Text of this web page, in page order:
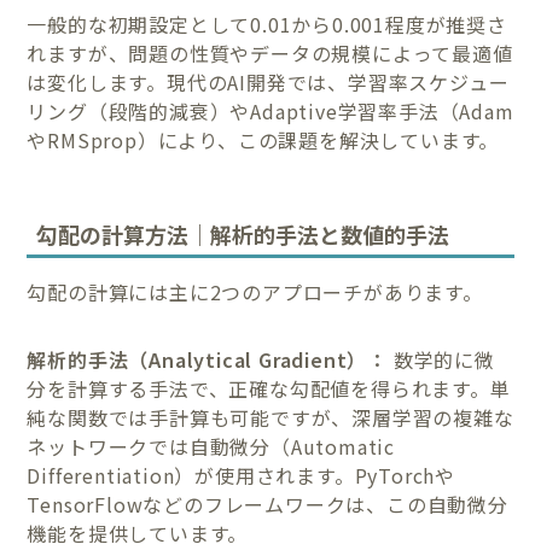
一般的な初期設定として0.01から0.001程度が推奨さ
れますが、問題の性質やデータの規模によって最適値
は変化します。現代のAI開発では、学習率スケジュー
リング（段階的減衰）やAdaptive学習率手法（Adam
やRMSprop）により、この課題を解決しています。
勾配の計算方法｜解析的手法と数値的手法
勾配の計算には主に2つのアプローチがあります。
解析的手法（Analytical Gradient）： 数学的に微
分を計算する手法で、正確な勾配値を得られます。単
純な関数では手計算も可能ですが、深層学習の複雑な
ネットワークでは自動微分（Automatic
Differentiation）が使用されます。PyTorchや
TensorFlowなどのフレームワークは、この自動微分
機能を提供しています。